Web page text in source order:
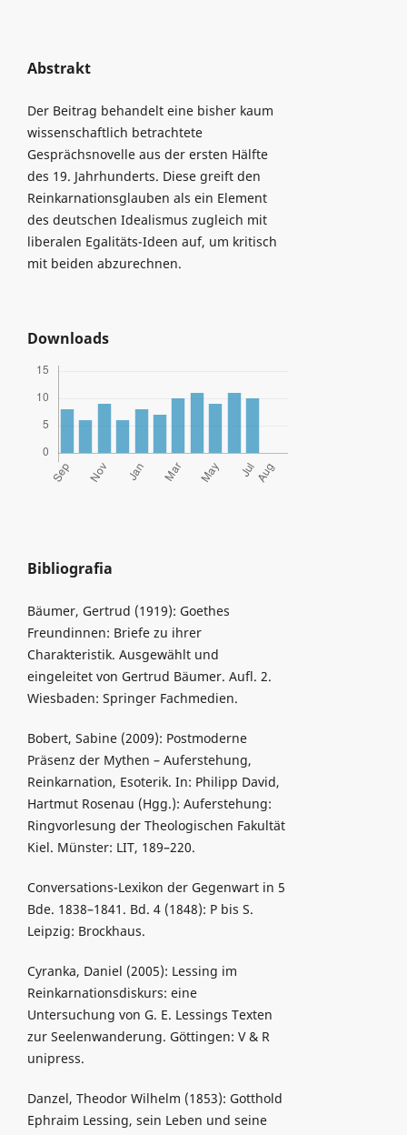
Abstrakt
Der Beitrag behandelt eine bisher kaum
wissenschaftlich betrachtete
Gesprächsnovelle aus der ersten Hälfte
des 19. Jahrhunderts. Diese greift den
Reinkarnationsglauben als ein Element
des deutschen Idealismus zugleich mit
liberalen Egalitäts-Ideen auf, um kritisch
mit beiden abzurechnen.
Downloads
Bibliografia
Bäumer, Gertrud (1919): Goethes
Freundinnen: Briefe zu ihrer
Charakteristik. Ausgewählt und
eingeleitet von Gertrud Bäumer. Aufl. 2.
Wiesbaden: Springer Fachmedien.
Bobert, Sabine (2009): Postmoderne
Präsenz der Mythen – Auferstehung,
Reinkarnation, Esoterik. In: Philipp David,
Hartmut Rosenau (Hgg.): Auferstehung:
Ringvorlesung der Theologischen Fakultät
Kiel. Münster: LIT, 189–220.
Conversations-Lexikon der Gegenwart in 5
Bde. 1838–1841. Bd. 4 (1848): P bis S.
Leipzig: Brockhaus.
Cyranka, Daniel (2005): Lessing im
Reinkarnationsdiskurs: eine
Untersuchung von G. E. Lessings Texten
zur Seelenwanderung. Göttingen: V & R
unipress.
Danzel, Theodor Wilhelm (1853): Gotthold
Ephraim Lessing, sein Leben und seine